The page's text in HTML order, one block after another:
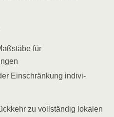
für
Ein­schrän­kung indi­vi­
zu voll­stän­dig loka­len